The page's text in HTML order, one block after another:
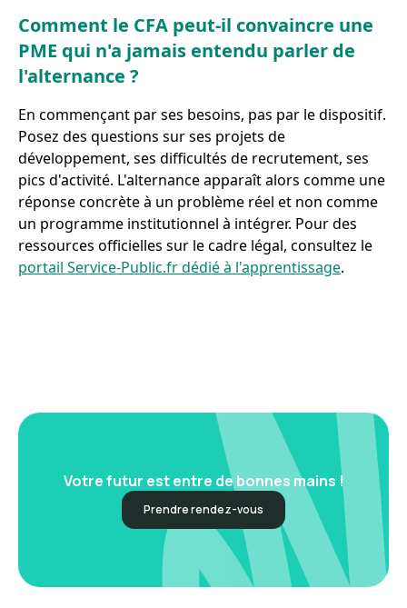
Comment le CFA peut-il convaincre une
PME qui n'a jamais entendu parler de
l'alternance ?
En commençant par ses besoins, pas par le dispositif.
Posez des questions sur ses projets de
développement, ses difficultés de recrutement, ses
pics d'activité. L'alternance apparaît alors comme une
réponse concrète à un problème réel et non comme
un programme institutionnel à intégrer. Pour des
ressources officielles sur le cadre légal, consultez le
portail Service-Public.fr dédié à l'apprentissage.
Votre futur est entre de bonnes mains !
Prendre rendez-vous